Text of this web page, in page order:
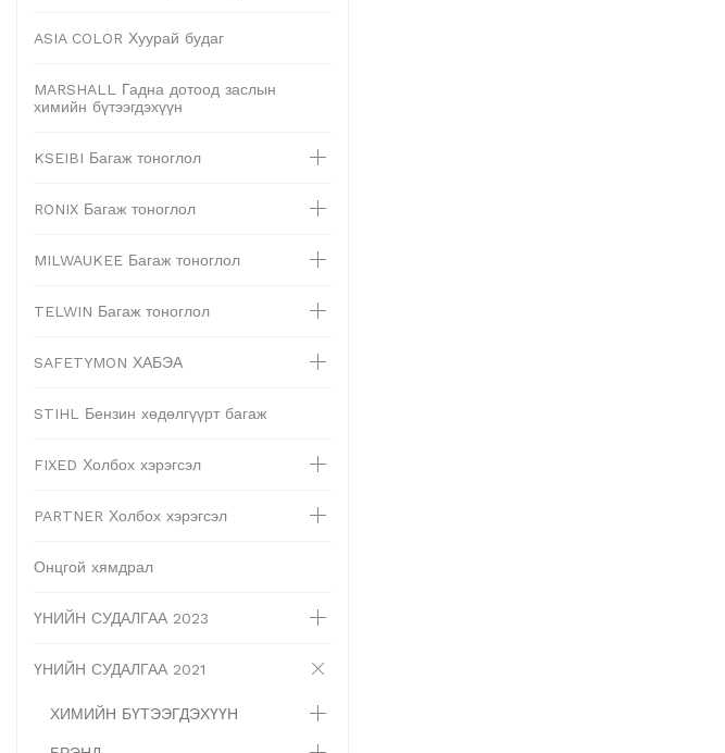
ASIA COLOR Хуурай будаг
MARSHALL Гадна дотоод заслын
химийн бүтээгдэхүүн
KSEIBI Багаж тоноглол
RONIX Багаж тоноглол
MILWAUKEE Багаж тоноглол
TELWIN Багаж тоноглол
SAFETYMON ХАБЭА
STIHL Бензин хөдөлгүүрт багаж
FIXED Холбох хэрэгсэл
PARTNER Холбох хэрэгсэл
Онцгой хямдрал
ҮНИЙН СУДАЛГАА 2023
ҮНИЙН СУДАЛГАА 2021
ХИМИЙН БҮТЭЭГДЭХҮҮН